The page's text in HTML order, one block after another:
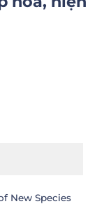
New Species